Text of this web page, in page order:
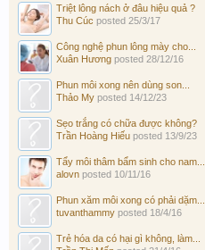
Triệt lông nách ở đâu hiệu quả ?
Thu Cúc posted 25/3/17
Công nghệ phun lông mày cho...
Xuân Hương posted 28/12/16
Phun môi xong nên dùng son...
Thảo My posted 14/12/23
Sẹo trắng có chữa được không?
Trần Hoàng Hiếu posted 13/9/23
Tẩy môi thâm bẩm sinh cho nam...
alovn posted 10/11/16
Phun xăm môi xong có phải dặm...
tuvanthammy posted 18/4/16
Trẻ hóa da có hại gì không, làm...